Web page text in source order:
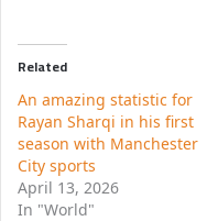
Related
An amazing statistic for
Rayan Sharqi in his first
season with Manchester
City sports
April 13, 2026
In "World"